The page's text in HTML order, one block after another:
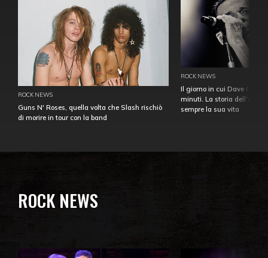
ROCK NEWS
Guns N' Roses, quella volta che Slash rischiò
di morire in tour con la band
ROCK NEWS
Il giorno in cui Dave
minuti. La storia
sempre la sua vita
ROCK NEWS